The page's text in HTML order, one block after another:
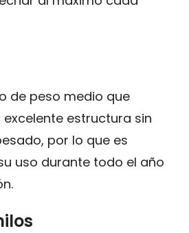
de peso medio que
estructura sin
por lo que es
uso durante todo el año